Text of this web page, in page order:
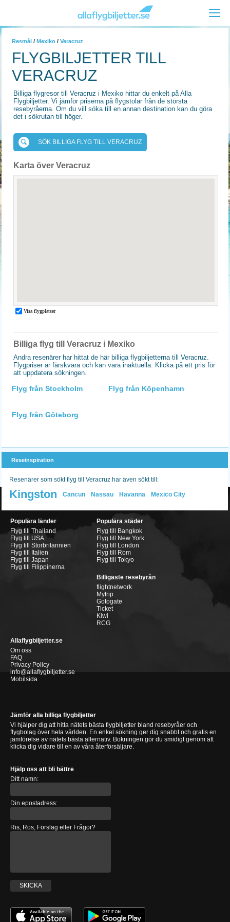
Resmål / Mexiko / Veracruz
FLYGBILJETTER TILL
VERACRUZ
Billiga flygresor till Veracruz i Mexiko hittar du enkelt på Alla
Flygbiljetter. Vi jämför priserna på flygstolar från de största
resebyråerna. Om du vill söka till en annan destination kan du göra
det i sökrutan till höger.
SÖK BILLIGA FLYG TILL VERACRUZ
Karta över Veracruz
Billiga flyg till Veracruz i Mexiko
Andra resenärer har hittat de här billiga flygbiljetterna till Veracruz.
Flygpriser är färskvara och kan vara inaktuella. Klicka på ett pris för
att uppdatera sökningen.
Flyg från Stockholm Flyg från Köpenhamn
Flyg från Göteborg
Reseinspiration
Resenärer som sökt flyg till Veracruz har även sökt till:
Kingston Cancun Nassau Havanna Mexico City
Populära länder
Flyg till Thailand
Flyg till USA
Flyg till Storbritannien
Flyg till Italien
Flyg till Japan
Flyg till Filippinerna
Populära städer
Flyg till Bangkok
Flyg till New York
Flyg till London
Flyg till Rom
Flyg till Tokyo
Billigaste resebyrån
flightnetwork
Mytrip
Gotogate
Ticket
Kiwi
RCG
Allaflygbiljetter.se
Om oss
FAQ
Privacy Policy
info@allaflygbiljetter.se
Mobilsida
Jämför alla billiga flygbiljetter
Vi hjälper dig att hitta nätets bästa flygbiljetter bland resebyråer och
flygbolag över hela världen. En enkel sökning ger dig snabbt och gratis en
jämförelse av nätets bästa alternativ. Bokningen gör du smidigt genom att
klicka dig vidare till en av våra återförsäljare.
Hjälp oss att bli bättre
Ditt namn:
Din epostadress:
Ris, Ros, Förslag eller Frågor?
SKICKA